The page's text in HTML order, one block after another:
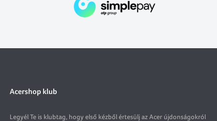
Acershop klub
Legyél Te is klubtag, hogy első kézből értesülj az Acer újdonságokról